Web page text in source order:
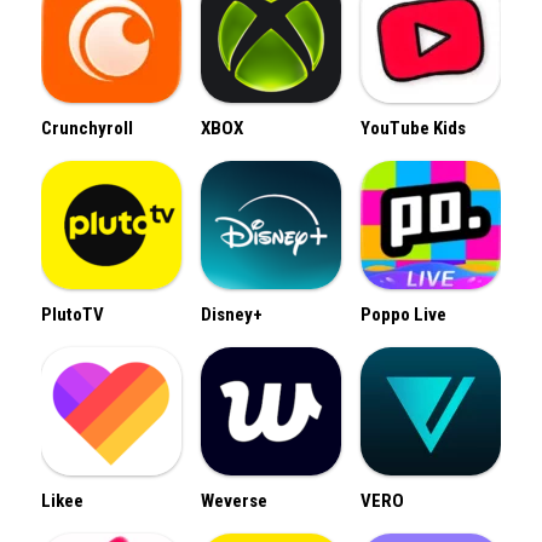
Crunchyroll XBOX YouTube Kids
PlutoTV Disney+ Poppo Live
Likee Weverse VERO